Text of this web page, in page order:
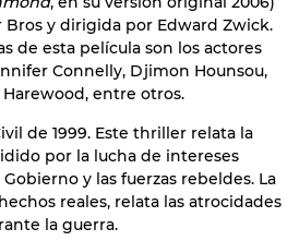
y dirigida por Edward Zwick.
de esta película son los actores
Connelly, Djimon Hounsou,
entre otros.
de 1999. Este thriller relata la
por la lucha de intereses
y las fuerzas rebeldes. La
reales, relata las atrocidades
la guerra.